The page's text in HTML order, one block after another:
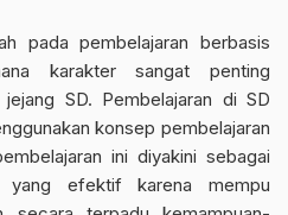
pada pembelajaran berbasis
karakter sangat penting
SD. Pembelajaran di SD
konsep pembelajaran
ini diyakini sebagai
efektif karena mempu